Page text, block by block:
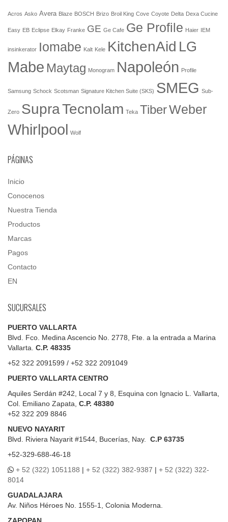
Acros Asko Avera Blaze BOSCH Brizo Broil King Cove Coyote Delta Dexa Cucine
Easy EB Eclipse Elkay Franke GE Ge Cafe Ge Profile Haier IEM
insinkerator Iomabe Kalt Kele KitchenAid LG
Mabe Maytag Monogram Napoleón Profile
Samsung Schock Scotsman Signature Kitchen Suite (SKS) SMEG Sub-
Zero SupraTecnolam Teka TiberWeber
Whirlpool Wolf
PÁGINAS
Inicio
Conocenos
Nuestra Tienda
Productos
Marcas
Pagos
Contacto
EN
SUCURSALES
PUERTO VALLARTA
Blvd. Fco. Medina Ascencio No. 2778, Fte. a la entrada a Marina
Vallarta. C.P. 48335
+52 322 2091599 / +52 322 2091049
PUERTO VALLARTA CENTRO
Aquiles Serdán #242, Local 7 y 8, Esquina con Ignacio L. Vallarta,
Col. Emiliano Zapata, C.P. 48380
+52 322 209 8846
NUEVO NAYARIT
Blvd.
Riviera Nayarit #1544, Bucerías, Nay. C.P 63735
+52-329-688-46-18
+ 52 (322) 1051188 | + 52 (322) 382-9387 | + 52 (322) 322-
8014
GUADALAJARA
Av. Niños Héroes No. 1555-1, Colonia Moderna.
ZAPOPAN